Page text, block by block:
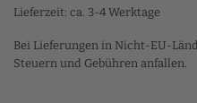
können
der
Lieferzeit: ca. 3-4 Werktage
Bei Lieferungen in Nicht-EU-
Steuern und Gebühren anfallen.